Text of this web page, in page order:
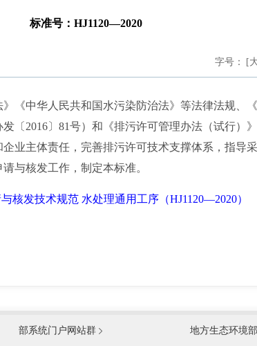
标准号：HJ1120—2020
字号： [
中华人民共和国水污染防治法》等法律法规、
〔2016〕81号）和《排污许可管理办法（试行）
业主体责任，完善排污许可技术支撑体系，指导
与核发工作，制定本标准。
核发技术规范 水处理通用工序（HJ1120—2020）
国防部
国家发
部系统门户网站群 地方生态环境